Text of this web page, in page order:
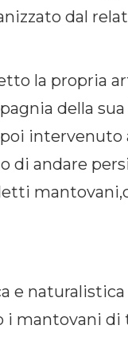
dal
la propria
della sua
intervenuto
di andare
e naturalistica
i mantovani